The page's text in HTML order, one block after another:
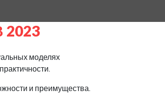
моделях
и преимущества.